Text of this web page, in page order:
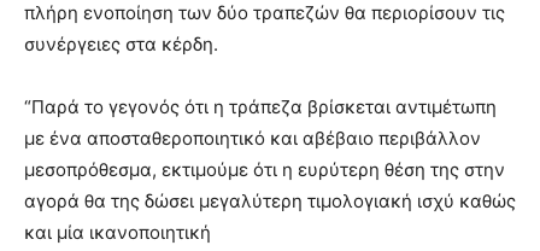
πλήρη ενοποίηση των δύο τραπεζών θα περιορίσουν τις
συνέργειες στα κέρδη.
“Παρά το γεγονός ότι η τράπεζα βρίσκεται αντιμέτωπη
με ένα αποσταθεροποιητικό και αβέβαιο περιβάλλον
μεσοπρόθεσμα, εκτιμούμε ότι η ευρύτερη θέση της στην
αγορά θα της δώσει μεγαλύτερη τιμολογιακή ισχύ καθώς
και μία ικανοποιητική